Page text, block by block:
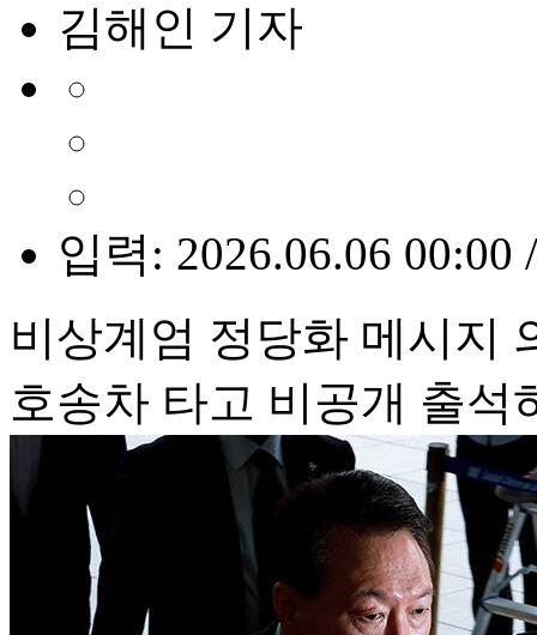
김해인 기자
입력: 2026.06.06 00:00
비상계엄 정당화 메시지
호송차 타고 비공개 출석